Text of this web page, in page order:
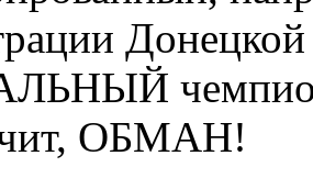
Донецкой
ОБМАН!